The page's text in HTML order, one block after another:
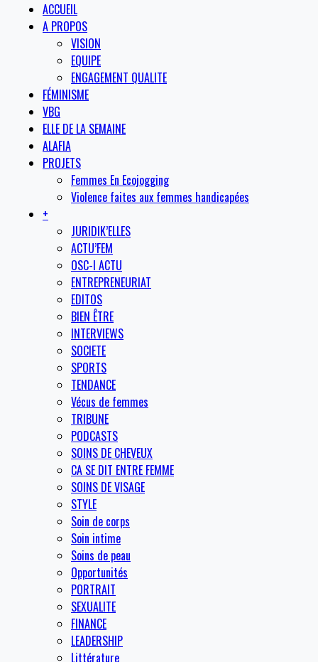
ACCUEIL
A PROPOS
VISION
EQUIPE
ENGAGEMENT QUALITE
FÉMINISME
VBG
ELLE DE LA SEMAINE
ALAFIA
PROJETS
Femmes En Ecojogging
Violence faites aux femmes handicapées
+
JURIDIK’ELLES
ACTU’FEM
OSC-I ACTU
ENTREPRENEURIAT
EDITOS
BIEN ÊTRE
INTERVIEWS
SOCIETE
SPORTS
TENDANCE
Vécus de femmes
TRIBUNE
PODCASTS
SOINS DE CHEVEUX
CA SE DIT ENTRE FEMME
SOINS DE VISAGE
STYLE
Soin de corps
Soin intime
Soins de peau
Opportunités
PORTRAIT
SEXUALITE
FINANCE
LEADERSHIP
Littérature